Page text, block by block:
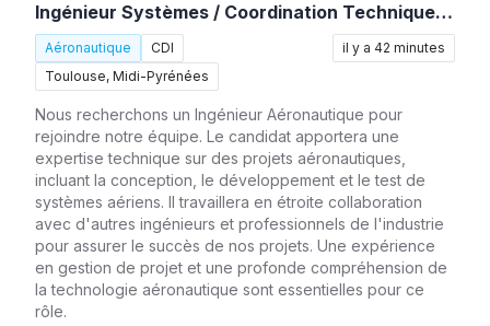
Ingénieur Systèmes / Coordination Technique – Support Produit (H/F)
Aéronautique
CDI
Toulouse, Midi-Pyrénées
il y a 42 minutes
Nous recherchons un Ingénieur Aéronautique pour
rejoindre notre équipe. Le candidat apportera une
expertise technique sur des projets aéronautiques,
incluant la conception, le développement et le test de
systèmes aériens. Il travaillera en étroite collaboration
avec d'autres ingénieurs et professionnels de l'industrie
pour assurer le succès de nos projets. Une expérience
en gestion de projet et une profonde compréhension de
la technologie aéronautique sont essentielles pour ce
rôle.